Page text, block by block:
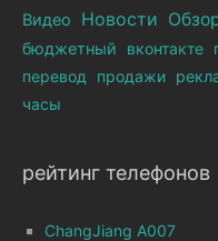
Видео Новости
бюджетный
вконтакте
перевод
продажи
часы
рейтинг телефонов
ChangJiang A007